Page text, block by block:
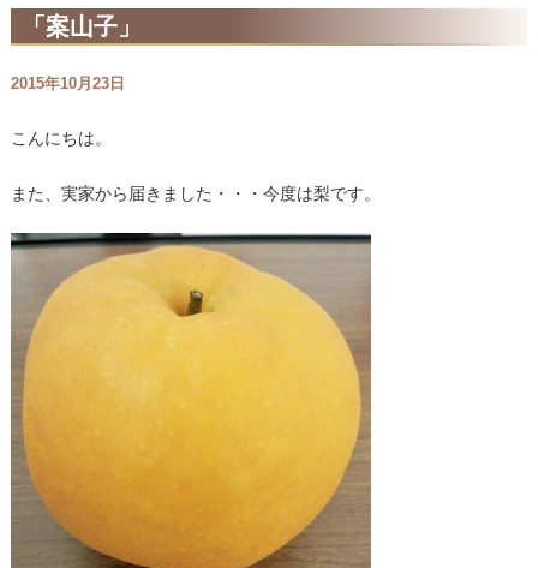
「案山子」
2015年10月23日
こんにちは。
また、実家から届きました・・・今度は梨です。